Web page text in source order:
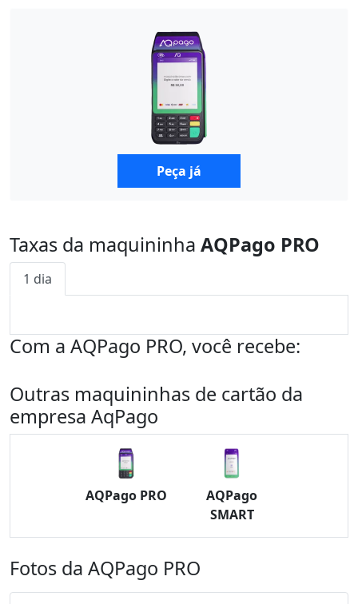
Peça já
Taxas da maquininha AQPago PRO
1 dia
Com a AQPago PRO, você recebe:
Outras maquininhas de cartão da
empresa AqPago
AQPago PRO
AQPago
SMART
Fotos da AQPago PRO